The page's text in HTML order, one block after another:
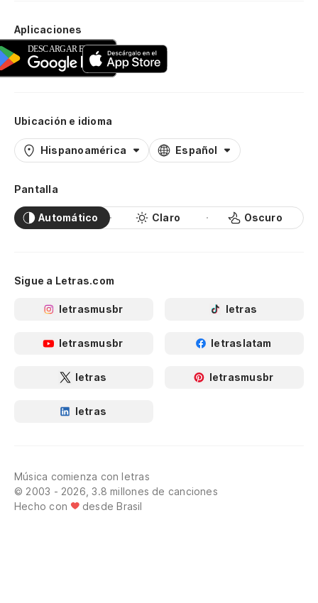
Aplicaciones
Ubicación e idioma
Hispanoamérica Español
Pantalla
Automático Claro Oscuro
Sigue a Letras.com
letrasmusbr letras
letrasmusbr letraslatam
letras letrasmusbr
letras
Música comienza con letras
© 2003 - 2026, 3.8 millones de canciones
Hecho con
desde Brasil